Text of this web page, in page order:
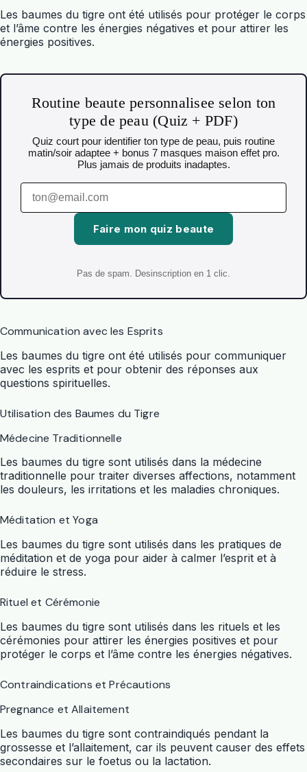
Les baumes du tigre ont été utilisés pour protéger le corps
et l’âme contre les énergies négatives et pour attirer les
énergies positives.
Routine beaute personnalisee selon ton
type de peau (Quiz + PDF)
Quiz court pour identifier ton type de peau, puis routine
matin/soir adaptee + bonus 7 masques maison effet pro.
Plus jamais de produits inadaptes.
Faire mon quiz beaute
Pas de spam. Desinscription en 1 clic.
Communication avec les Esprits
Les baumes du tigre ont été utilisés pour communiquer
avec les esprits et pour obtenir des réponses aux
questions spirituelles.
Utilisation des Baumes du Tigre
Médecine Traditionnelle
Les baumes du tigre sont utilisés dans la médecine
traditionnelle pour traiter diverses affections, notamment
les douleurs, les irritations et les maladies chroniques.
Méditation et Yoga
Les baumes du tigre sont utilisés dans les pratiques de
méditation et de yoga pour aider à calmer l’esprit et à
réduire le stress.
Rituel et Cérémonie
Les baumes du tigre sont utilisés dans les rituels et les
cérémonies pour attirer les énergies positives et pour
protéger le corps et l’âme contre les énergies négatives.
Contraindications et Précautions
Pregnance et Allaitement
Les baumes du tigre sont contraindiqués pendant la
grossesse et l’allaitement, car ils peuvent causer des effets
secondaires sur le foetus ou la lactation.